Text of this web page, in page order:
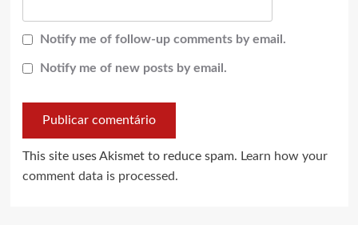
Notify me of follow-up comments by email.
Notify me of new posts by email.
This site uses Akismet to reduce spam. Learn how your
comment data is processed.